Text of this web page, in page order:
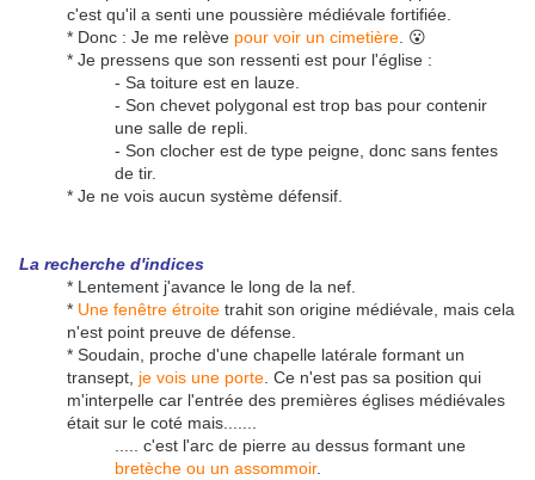
c'est qu'il a senti une poussière médiévale fortifiée.
* Donc : Je me relève pour voir un cimetière . 😮
* Je pressens que son ressenti est pour l'église :
- Sa toiture est en lauze.
- Son chevet polygonal est trop bas pour contenir
une salle de repli.
- Son clocher est de type peigne, donc sans fentes
de tir.
* Je ne vois aucun système défensif.
La recherche d'indices
* Lentement j'avance le long de la nef.
* Une fenêtre étroite trahit son origine médiévale, mais cela
n'est point preuve de défense.
* Soudain, proche d'une chapelle latérale formant un
transept, je vois une porte . Ce n'est pas sa position qui
m'interpelle car l'entrée des premières églises médiévales
était sur le coté mais.......
..... c'est l'arc de pierre au dessus formant une
bretèche ou un assommoir.